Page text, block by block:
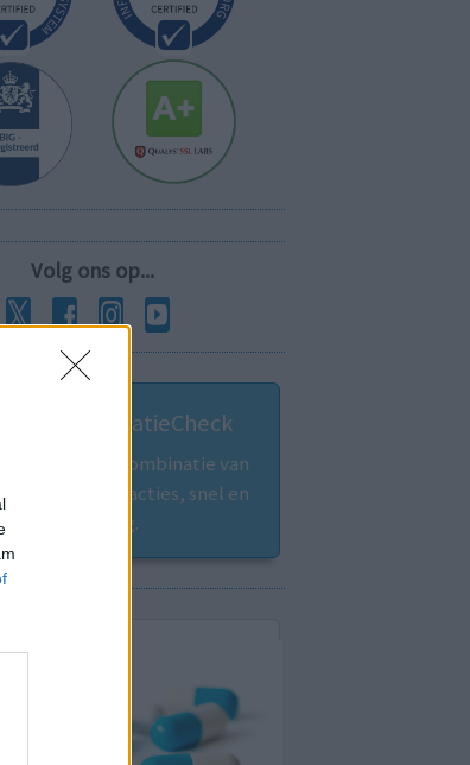
Volg ons op...
nu zelf de combinatie van
op interacties, snel en
eenvoudig.